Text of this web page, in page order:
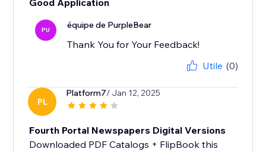
Good Application
PU équipe de PurpleBear
Thank You for Your Feedback!
Utile (0)
PL
Platform7/ Jan 12, 2025
Fourth Portal Newspapers Digital Versions
Downloaded PDF Catalogs + FlipBook this